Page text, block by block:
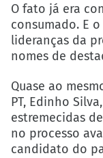
O fato já era
consumado. E
lideranças da
nomes de
Quase ao
PT, Edinho
estremecidas
no processo
candidato do